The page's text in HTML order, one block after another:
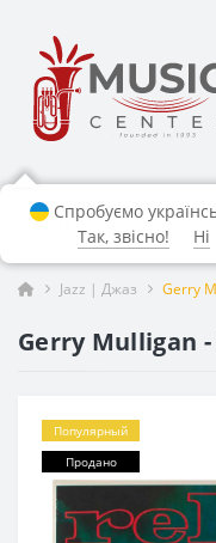
Jazz | Джаз Gerry
Gerry Mulligan -
Популярный
Продано
Спробуємо
Так, звісно!
Ні